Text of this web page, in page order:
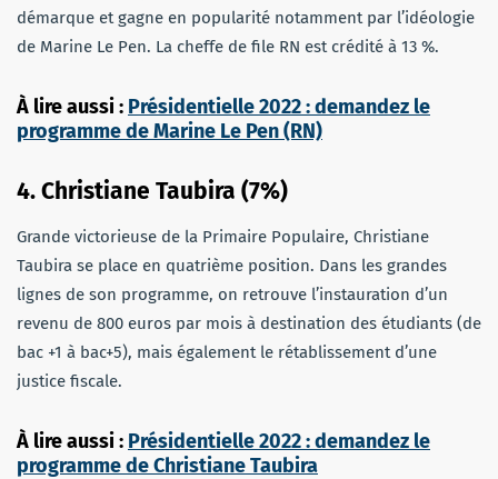
démarque et gagne en popularité notamment par l’idéologie
de Marine Le Pen. La cheffe de file RN est crédité à 13 %.
À lire aussi : Présidentielle 2022 : demandez le
programme de Marine Le Pen (RN)
4. Christiane Taubira (7%)
Grande victorieuse de la Primaire Populaire, Christiane
Taubira se place en quatrième position. Dans les grandes
lignes de son programme, on retrouve l’instauration d’un
revenu de 800 euros par mois à destination des étudiants (de
bac +1 à bac+5), mais également le rétablissement d’une
justice fiscale.
À lire aussi : Présidentielle 2022 : demandez le
programme de Christiane Taubira